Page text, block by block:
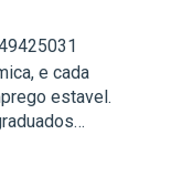
e cada
estavel.